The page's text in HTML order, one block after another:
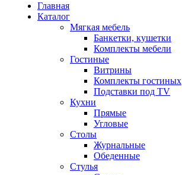
Главная
Каталог
Мягкая мебель
Банкетки, кушетки
Комплекты мебели
Гостиные
Витрины
Комплекты гостиных
Подставки под TV
Кухни
Прямые
Угловые
Столы
Журнальные
Обеденные
Стулья